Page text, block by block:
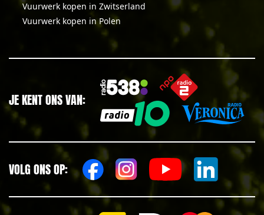
Vuurwerk kopen in Zwitserland
Vuurwerk kopen in Polen
JE KENT ONS VAN:
VOLG ONS OP: